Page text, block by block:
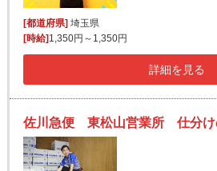
[都道府県] 埼玉県
[時給] 1,350円～1,350円
詳細を見る